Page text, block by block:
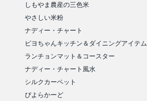
しもやま農産の三色米
やさしい米粉
ナディー・チャート
ピヨちゃんキッチン＆ダイニングアイテム
ランチョンマット＆コースター
ナディー・チャート風水
シルクカーペット
ぴよらかーど